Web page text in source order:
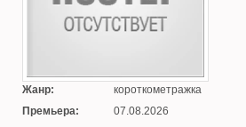
Жанр:
короткометражка
Премьера:
07.08.2026